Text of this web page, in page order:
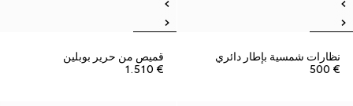
نظارات شمسية بإطار دائري
€ 500
قميص من حرير بوبلين
€ 1.510